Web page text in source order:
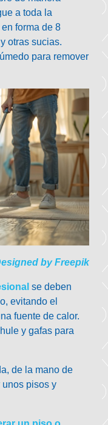
a toda la
forma de 8
otras sucias.
para remover
by Freepik
se deben
evitando el
fuente de calor.
y gafas para
de la mano de
unos pisos y